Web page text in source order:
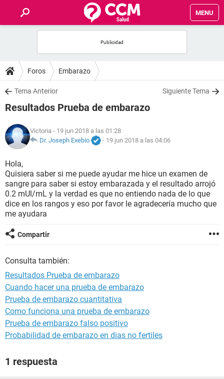
MENU
FOROS
SALUD
NUTRICIÓN
BIENESTAR
SEXUALIDAD
GLOSARIO
Foros Embarazo
Tema Anterior Siguiente Tema
Resultados Prueba de embarazo
Victoria - 19 jun 2018 a las 01:28
Dr. Joseph Exebio
- 19 jun 2018 a las 04:06
Hola,
Quisiera saber si me puede ayudar me hice un examen de
sangre para saber si estoy embarazada y el resultado arrojó
0.2 mUl/mL y la verdad es que no entiendo nada de lo que
dice en los rangos y eso por favor le agradecería mucho que
me ayudara
Compartir
Consulta también:
Resultados Prueba de embarazo
Cuando hacer una prueba de embarazo
Prueba de embarazo cuantitativa
Como funciona una prueba de embarazo
Prueba de embarazo falso positivo
Probabilidad de embarazo en dias no fertiles
1 respuesta